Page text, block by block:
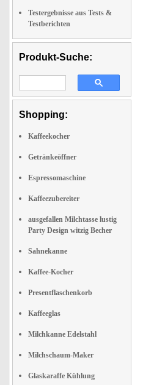
Testergebnisse aus Tests &
Testberichten
Produkt-Suche:
Shopping:
Kaffeekocher
Getränkeöffner
Espressomaschine
Kaffeezubereiter
ausgefallen Milchtasse lustig
Party Design witzig Becher
Sahnekanne
Kaffee-Kocher
Presentflaschenkorb
Kaffeeglas
Milchkanne Edelstahl
Milchschaum-Maker
Glaskaraffe Kühlung